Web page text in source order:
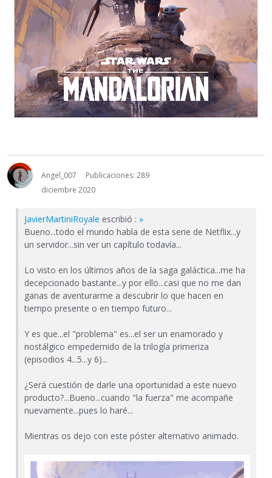
Angel_007
Publicaciones: 289
diciembre 2020
JavierMartiniRoyale escribió : »
Bueno...todo el mundo habla de esta serie de Netflix...y
un servidor...sin ver un capítulo todavía...
Lo visto en los últimos años de la saga galáctica...me ha
decepcionado bastante...y por ello...casi que no me dan
ganas de aventurarme a descubrir lo que hacen en
tiempo presente o en tiempo futuro...
Y es que...el "problema" es...el ser un enamorado y
nostálgico empedernido de la trilogía primeriza
(episodios 4...5...y 6)...
¿Será cuestión de darle una oportunidad a este nuevo
producto?...Bueno...cuando "la fuerza" me acompañe
nuevamente...pues lo haré...
Mientras os dejo con este póster alternativo animado.